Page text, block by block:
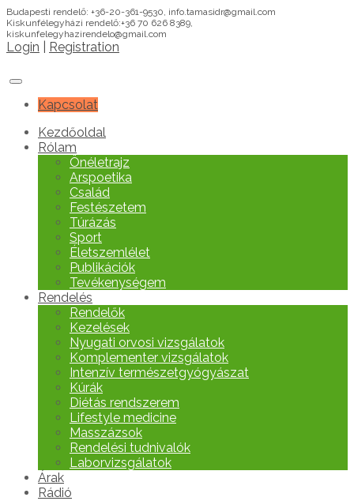
Budapesti rendelő: +36-20-361-9530, info.tamasidr@gmail.com
Kiskunfélegyházi rendelő:+36 70 626 8389,
kiskunfelegyhazirendelo@gmail.com
Login Registration
Kapcsolat
Kezdőoldal
Rólam
Önéletrajz
Arspoetika
Család
Festészetem
Túrázás
Sport
Életszemlélet
Publikációk
Tevékenységem
Rendelés
Rendelők
Kezelések
Nyugati orvosi vizsgálatok
Komplementer vizsgálatok
Intenzív természetgyógyászat
Kúrák
Diétás rendszerem
Lifestyle medicine
Masszázsok
Rendelési tudnivalók
Laborvizsgálatok
Árak
Rádió